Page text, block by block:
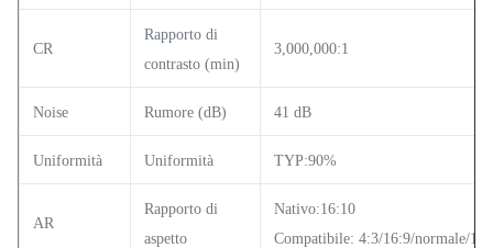
CR
Rapporto di
contrasto (min)
3,000,000:1
Noise Rumore (dB) 41 dB
Uniformità Uniformità TYP:90%
AR
Rapporto di
aspetto
Nativo:16:10
Compatibile: 4:3/16:9/normale/